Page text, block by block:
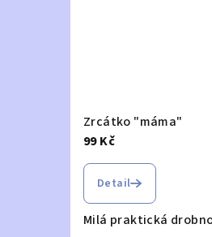
Zrcátko "máma"
99 Kč
Detail
Milá praktická